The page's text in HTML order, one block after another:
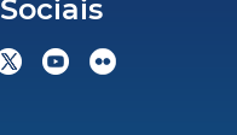
Sociais